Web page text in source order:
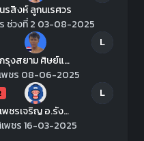
นรสิงห์ ลูกนเรศวร
ร ช่วงที่ 2 03-08-2025
L
กรุงสยาม ศิษย์แจ็คมวยไทย
เพชร 08-06-2025
L
เพชรเจริญ อ.รังสรรค์
เพชร 16-03-2025